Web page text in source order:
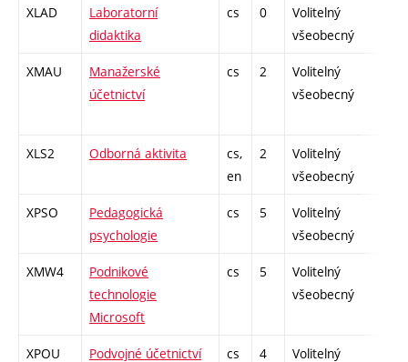
XLAD
Laboratorní
didaktika
cs 0
Volitelný
všeobecný
XMAU
Manažerské
účetnictví
cs 2
Volitelný
všeobecný
XLS2 Odborná aktivita
cs,
en
2
Volitelný
všeobecný
XPSO
Pedagogická
psychologie
cs 5
Volitelný
všeobecný
XMW4
Podnikové
technologie
Microsoft
cs 5
Volitelný
všeobecný
XPOU Podvojné účetnictví cs 4
Volitelný